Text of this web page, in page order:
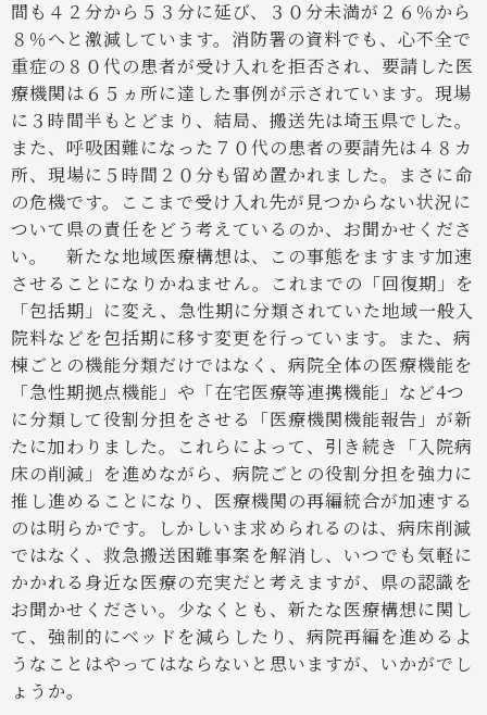
間も４２分から５３分に延び、３０分未満が２６％から
８％へと激減しています。消防署の資料でも、心不全で
重症の８０代の患者が受け入れを拒否され、要請した医
療機関は６５ヵ所に達した事例が示されています。現場
に３時間半もとどまり、結局、搬送先は埼玉県でした。
また、呼吸困難になった７０代の患者の要請先は４８カ
所、現場に５時間２０分も留め置かれました。まさに命
の危機です。ここまで受け入れ先が見つからない状況に
ついて県の責任をどう考えているのか、お聞かせくださ
い。
新たな地域医療構想は、この事態をますます加速
させることになりかねません。これまでの「回復期」を
「包括期」に変え、急性期に分類されていた地域一般入
院料などを包括期に移す変更を行っています。また、病
棟ごとの機能分類だけではなく、病院全体の医療機能を
「急性期拠点機能」や「在宅医療等連携機能」など4つ
に分類して役割分担をさせる「医療機関機能報告」が新
たに加わりました。これらによって、引き続き「入院病
床の削減」を進めながら、病院ごとの役割分担を強力に
推し進めることになり、医療機関の再編統合が加速する
のは明らかです。しかしいま求められるのは、病床削減
ではなく、救急搬送困難事案を解消し、いつでも気軽に
かかれる身近な医療の充実だと考えますが、県の認識を
お聞かせください。少なくとも、新たな医療構想に関し
て、強制的にベッドを減らしたり、病院再編を進めるよ
うなことはやってはならないと思いますが、いかがでし
ょうか。